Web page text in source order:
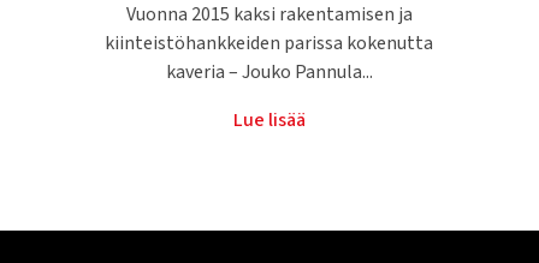
Vuonna 2015 kaksi rakentamisen ja
kiinteistöhankkeiden parissa kokenutta
kaveria – Jouko Pannula...
Lue lisää